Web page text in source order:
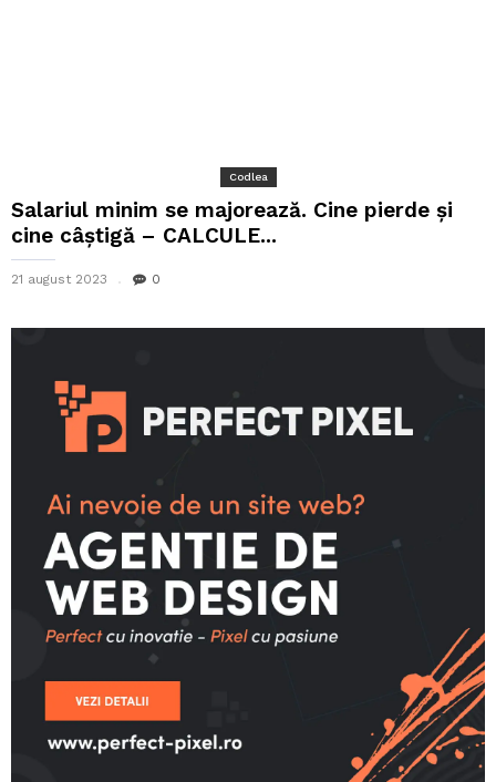
Codlea
Salariul minim se majorează. Cine pierde și
cine câștigă – CALCULE...
21 august 2023 0